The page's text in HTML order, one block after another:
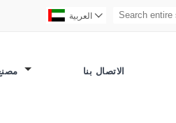
العربية 
الاتصال بنا